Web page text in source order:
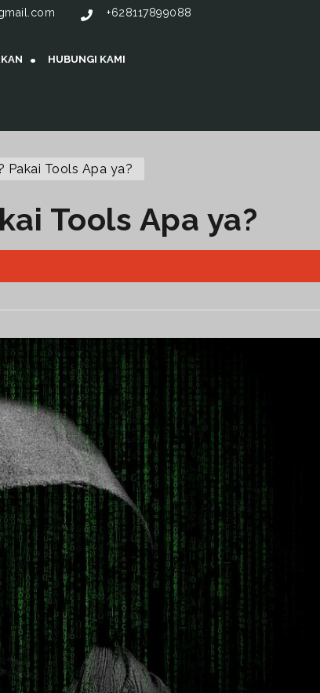
+628117899088
HUBUNGI KAMI
Pakai Tools Apa ya?
Tools Apa ya?